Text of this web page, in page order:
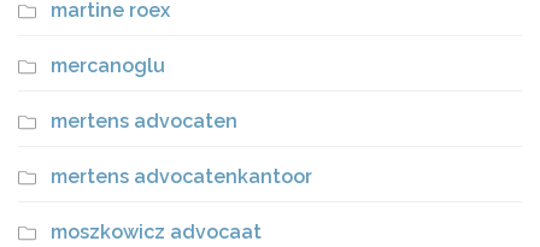
martine roex
mercanoglu
mertens advocaten
mertens advocatenkantoor
moszkowicz advocaat